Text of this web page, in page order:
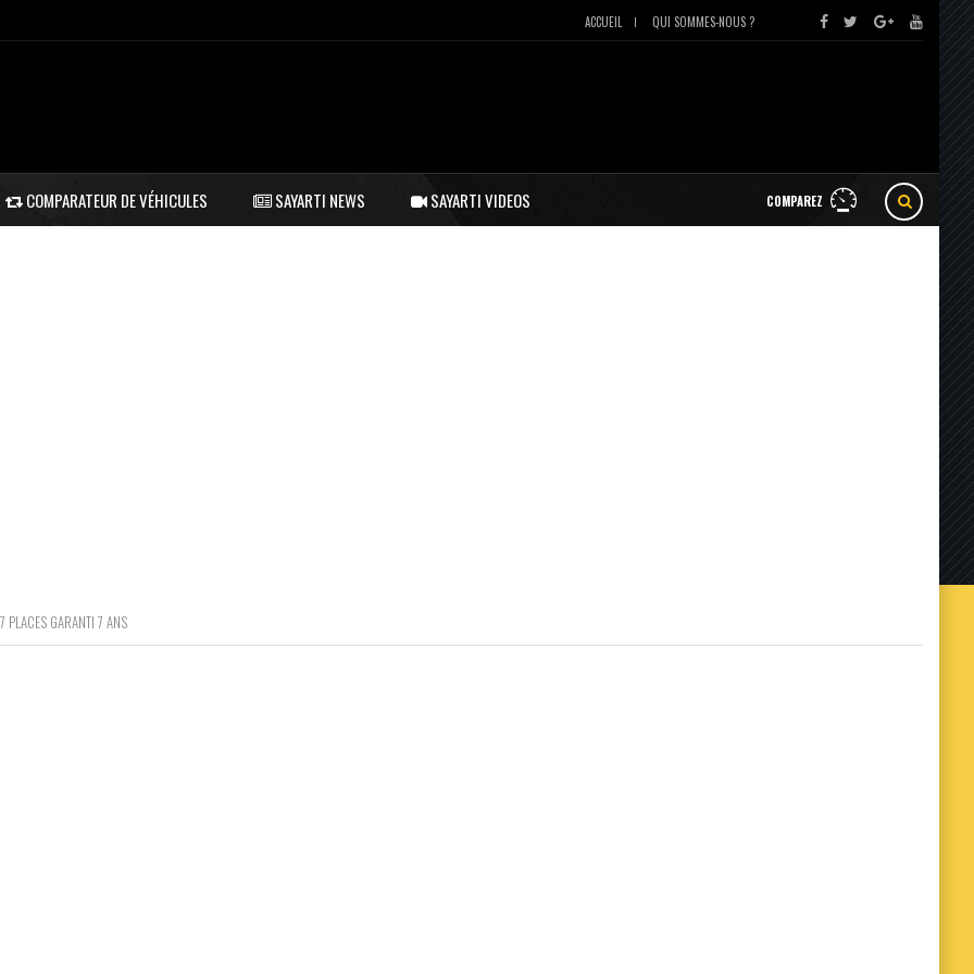
ACCUEIL QUI SOMMES-NOUS ?
COMPAREZ
COMPARATEUR DE VÉHICULES SAYARTI NEWS SAYARTI VIDEOS
PLACES GARANTI 7 ANS